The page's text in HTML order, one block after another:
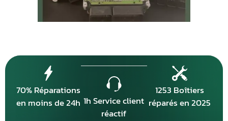
70% Réparations
en moins de 24h 1h Service client
réactif
1253 Boîtiers
réparés en 2025